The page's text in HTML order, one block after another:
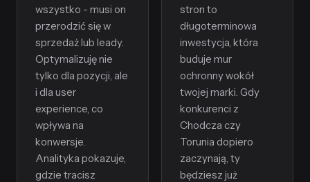
wszystko - musi on
przerodzić się w
sprzedaż lub leady.
Optymalizuję nie
tylko dla pozycji, ale
i dla user
experience, co
wpływa na
konwersje.
Analityka pokazuje,
gdzie tracisz
stron to
długoterminowa
inwestycja, która
buduje mur
ochronny wokół
twojej marki. Gdy
konkurenci z
Chodcza czy
Torunia dopiero
zaczynają, ty
będziesz już